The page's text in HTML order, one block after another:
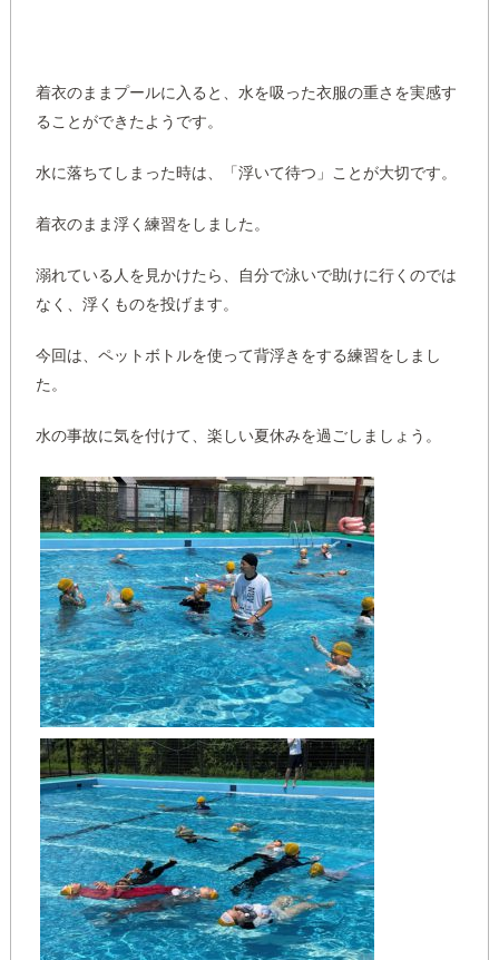
着衣のままプールに入ると、水を吸った衣服の重さを実感す
ることができたようです。
水に落ちてしまった時は、「浮いて待つ」ことが大切です。
着衣のまま浮く練習をしました。
溺れている人を見かけたら、自分で泳いで助けに行くのでは
なく、浮くものを投げます。
今回は、ペットボトルを使って背浮きをする練習をしまし
た。
水の事故に気を付けて、楽しい夏休みを過ごしましょう。